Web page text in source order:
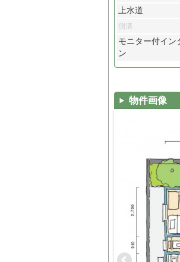
上水道
側溝
モニター付イン
ン
物件画像